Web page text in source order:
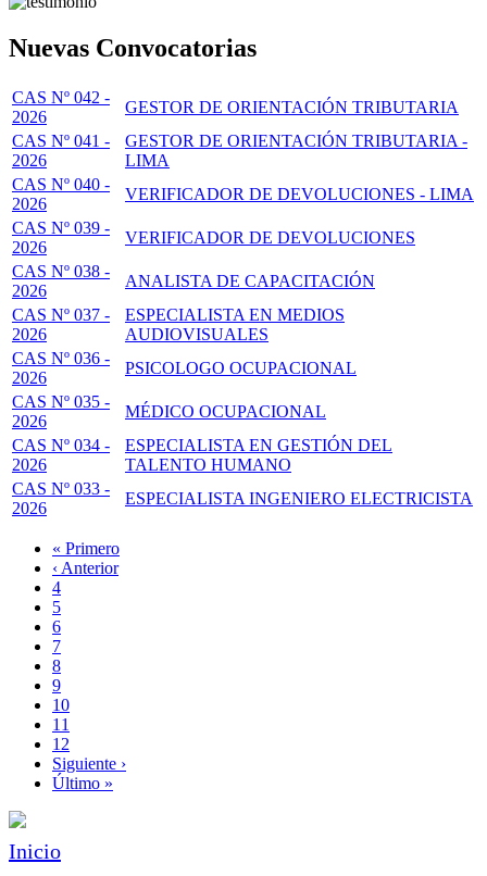
Nuevas Convocatorias
CAS Nº 042 -
2026
GESTOR DE ORIENTACIÓN TRIBUTARIA
CAS Nº 041 -
2026
GESTOR DE ORIENTACIÓN TRIBUTARIA -
LIMA
CAS Nº 040 -
2026
VERIFICADOR DE DEVOLUCIONES - LIMA
CAS Nº 039 -
2026
VERIFICADOR DE DEVOLUCIONES
CAS Nº 038 -
2026
ANALISTA DE CAPACITACIÓN
CAS Nº 037 -
2026
ESPECIALISTA EN MEDIOS
AUDIOVISUALES
CAS Nº 036 -
2026
PSICOLOGO OCUPACIONAL
CAS Nº 035 -
2026
MÉDICO OCUPACIONAL
CAS Nº 034 -
2026
ESPECIALISTA EN GESTIÓN DEL
TALENTO HUMANO
CAS Nº 033 -
2026
ESPECIALISTA INGENIERO ELECTRICISTA
Paginación
Primera
página
« Primero
Página
anterior
‹ Anterior
Page
4
Page
5
Page
6
Page
7
Página
actual
8
Page
9
Page
10
Page
11
Page
12
Siguiente
página
Siguiente ›
Última
Último »
Inicio